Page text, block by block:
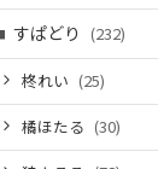
すぱどり (232)
柊れい (25)
橘ほたる (30)